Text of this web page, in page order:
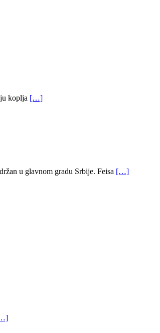
koplja […]
u glavnom gradu Srbije. Feisa […]